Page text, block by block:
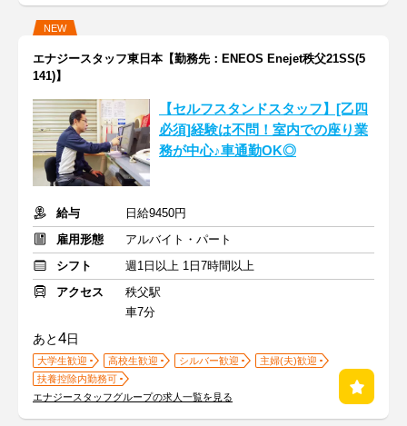
NEW
エナジースタッフ東日本【勤務先：ENEOS Enejet秩父21SS(5
141)】
【セルフスタンドスタッフ】[乙四
必須]経験は不問！室内での座り業
務が中心♪車通勤OK◎
給与
日給9450円
雇用形態
アルバイト・パート
シフト
週1日以上 1日7時間以上
アクセス
秩父駅
車7分
あと4日
大学生歓迎 高校生歓迎 シルバー歓迎
主婦(夫)歓迎
扶養控除内勤務可
エナジースタッフグループの求人一覧を見る